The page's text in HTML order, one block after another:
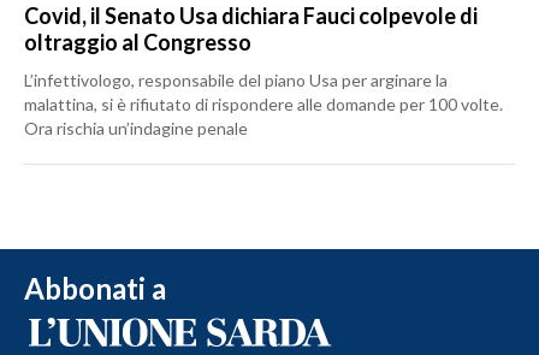
Covid, il Senato Usa dichiara Fauci colpevole di
oltraggio al Congresso
L’infettivologo, responsabile del piano Usa per arginare la
malattina, si è rifiutato di rispondere alle domande per 100 volte.
Ora rischia un’indagine penale
Abbonati a